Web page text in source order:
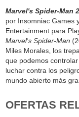
Marvel's Spider-Man 2
por Insomniac Games
Entertainment para
Marvel's Spider-Man
Miles Morales, los
que podemos
luchar contra los
mundo abierto más
OFERTAS